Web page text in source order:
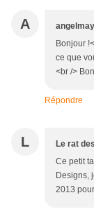
A
Bonjour
ce que
<br />
Répondre
L Le rat
Ce petit
Designs,
2013